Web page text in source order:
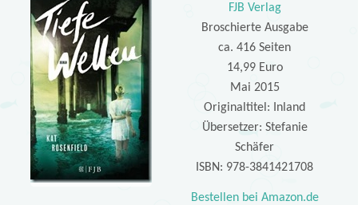
FJB Verlag
Broschierte Ausgabe
ca. 416 Seiten
14,99 Euro
Mai 2015
Originaltitel: Inland
Übersetzer: Stefanie
Schäfer
ISBN: 978-3841421708
Bestellen bei Amazon.de